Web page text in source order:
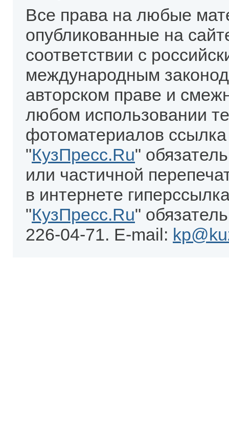
Все права на любые
опубликованные на
соответствии с
международным
авторском праве и
любом использовании
фотоматериалов
"КузПресс.Ru"
или частичной
в интернете
"КузПресс.Ru"
226-04-71. E-mail: